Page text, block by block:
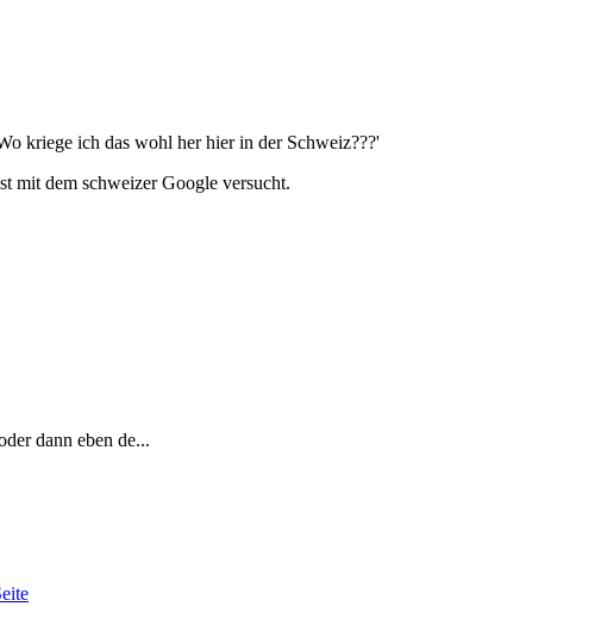
kriege ich das wohl her hier in der Schweiz???'
mit dem schweizer Google versucht.
dann eben de...